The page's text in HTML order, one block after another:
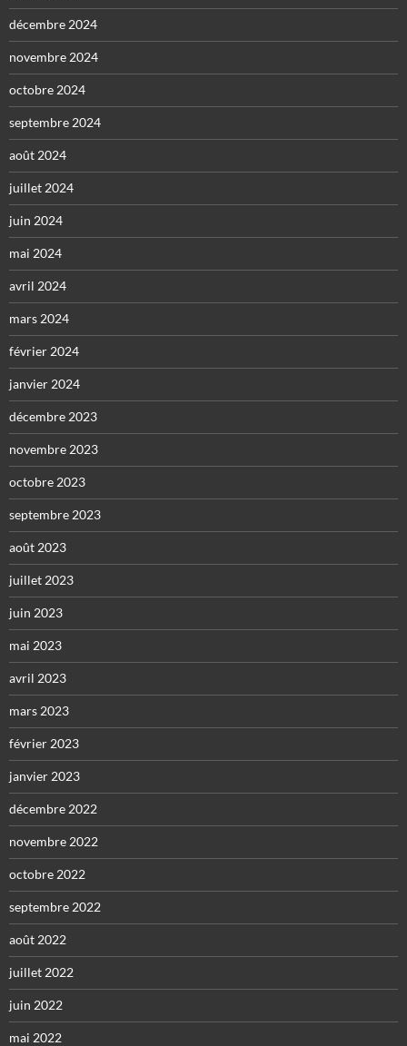
décembre 2024
novembre 2024
octobre 2024
septembre 2024
août 2024
juillet 2024
juin 2024
mai 2024
avril 2024
mars 2024
février 2024
janvier 2024
décembre 2023
novembre 2023
octobre 2023
septembre 2023
août 2023
juillet 2023
juin 2023
mai 2023
avril 2023
mars 2023
février 2023
janvier 2023
décembre 2022
novembre 2022
octobre 2022
septembre 2022
août 2022
juillet 2022
juin 2022
mai 2022